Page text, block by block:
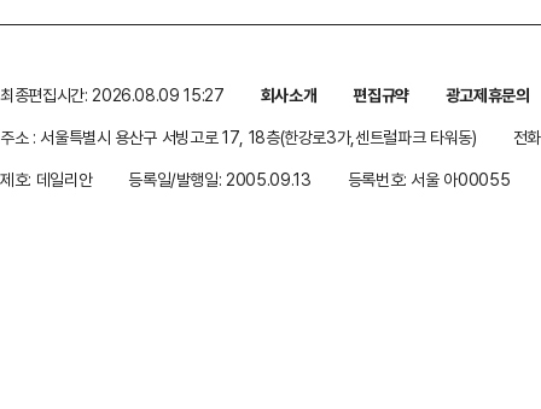
최종편집시간: 2026.08.09 15:27 회사소개 편집규약
광고제휴문의
주소 : 서울특별시 용산구 서빙고로 17, 18층(한강로3가,센트럴파크 타워동)
전
제호: 데일리안
등록일/발행일: 2005.09.13 등록번호: 서울 아00055